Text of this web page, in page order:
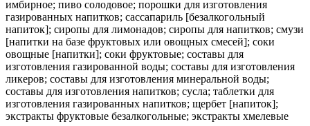
имбирное; пиво солодовое; порошки для изготовления
газированных напитков; сассапариль [безалкогольный
напиток]; сиропы для лимонадов; сиропы для напитков; смузи
[напитки на базе фруктовых или овощных смесей]; соки
овощные [напитки]; соки фруктовые; составы для
изготовления газированной воды; составы для изготовления
ликеров; составы для изготовления минеральной воды;
составы для изготовления напитков; сусла; таблетки для
изготовления газированных напитков; щербет [напиток];
экстракты фруктовые безалкогольные; экстракты хмелевые